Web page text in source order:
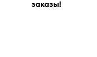
заказы!